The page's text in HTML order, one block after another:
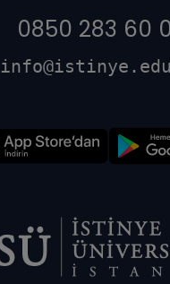
0850 283 60